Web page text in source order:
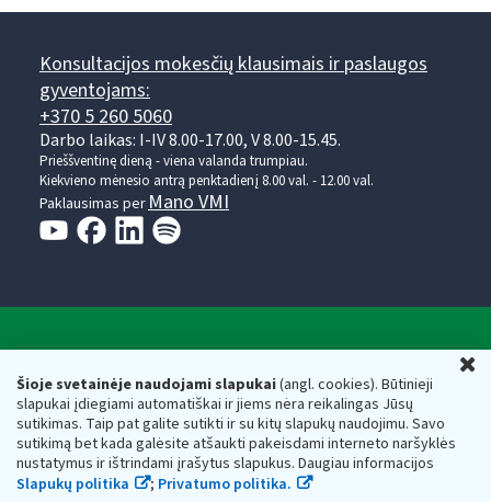
Šioje svetainėje naudojami slapukai(angl. cookies). Būtinieji
slapukai įdiegiami automatiškai ir jiems nėra reikalingas Jūsų
sutikimas. Taip pat galite sutikti ir su kitų slapukų naudojimu. Savo
sutikimą bet kada galėsite atšaukti pakeisdami interneto naršyklės
nustatymus ir ištrindami įrašytus slapukus. Daugiau informacijos
Slapukų politika
; Privatumo politika.
Konsultacijos mokesčių klausimais ir paslaugos
gyventojams:
+370 5 260 5060
Darbo laikas: I-IV 8.00-17.00, V 8.00-15.45.
Prieššventinę dieną - viena valanda trumpiau.
Kiekvieno mėnesio antrą penktadienį 8.00 val. - 12.00 val.
Paklausimas per Mano VMI
Respublikos finansų ministerijos
Biudžetinė įstaiga. Juridinio asmens kodas — 188659752,
adresas: Vasario 16-osios g. 14, 01107 Vilnius, Lietuva, el.paštas:
vmi@vmi.lt, E. pristatymo dėžutės adresas 188659752
Duomenys apie Valstybinę mokesčių inspekciją prie Lietuvos
Respublikos finansų ministerijos kaupiami ir saugomi Juridinių